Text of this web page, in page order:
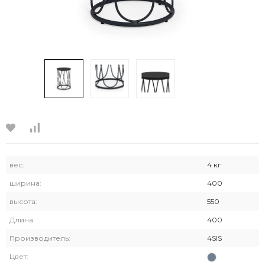
вес: 4 кг
ширина: 400
высота: 550
Длина: 400
Производитель: 4SIS
Цвет: